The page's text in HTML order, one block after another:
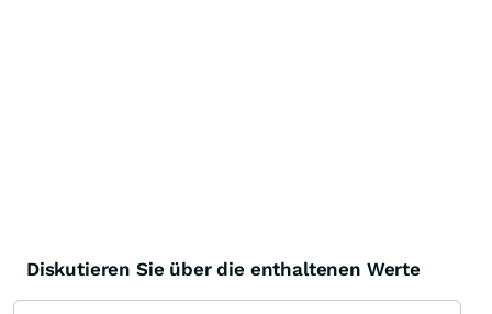
Diskutieren Sie über die enthaltenen Werte